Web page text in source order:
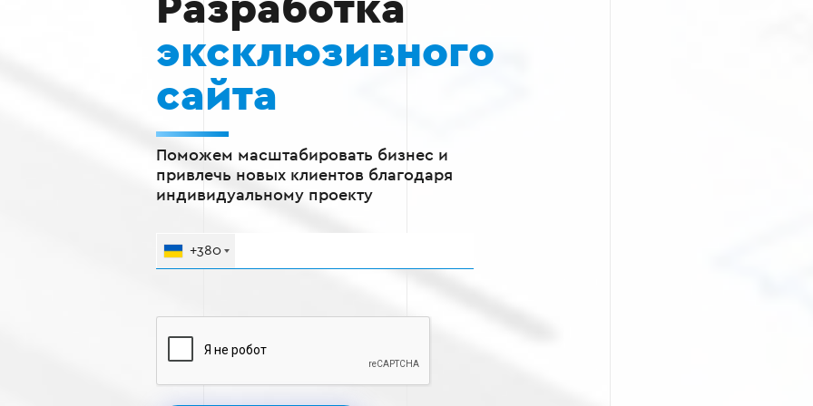
Разработка
эксклюзивного
сайта
Поможем масштабировать бизнес и
привлечь новых клиентов благодаря
индивидуальному проекту
+380